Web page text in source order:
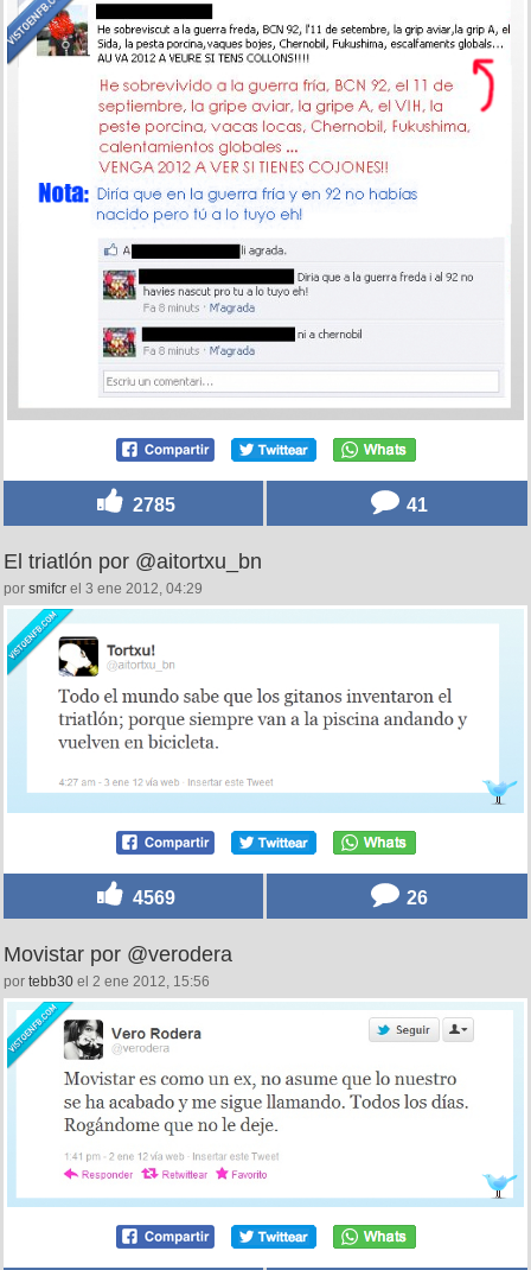
2785 41
El triatlón por @aitortxu_bn
por smifcr el 3 ene 2012, 04:29
4569 26
Movistar por @verodera
por tebb30 el 2 ene 2012, 15:56